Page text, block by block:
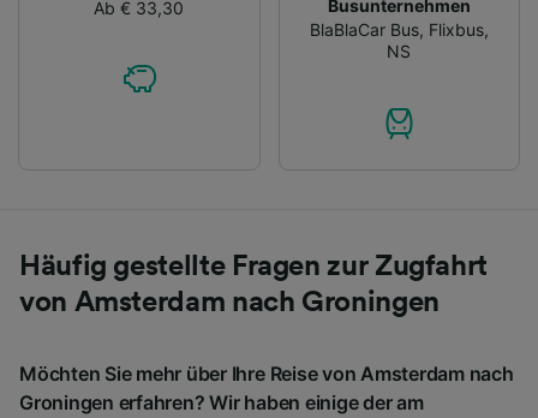
Ab € 33,30
Busunternehmen
BlaBlaCar Bus, Flixbus,
NS
Häufig gestellte Fragen zur Zugfahrt
von Amsterdam nach Groningen
Möchten Sie mehr über Ihre Reise von Amsterdam nach
Groningen erfahren? Wir haben einige der am